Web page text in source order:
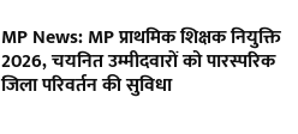
MP News: MP प्राथमिक शिक्षक नियुक्ति
2026, चयनित उम्मीदवारों को पारस्परिक
जिला परिवर्तन की सुविधा